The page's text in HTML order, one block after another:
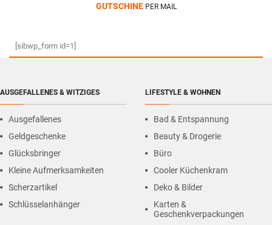
GUTSCHINEPER MAIL
[sibwp_form id=1]
AUSGEFALLENES & WITZIGES
Ausgefallenes
Geldgeschenke
Glücksbringer
Kleine Aufmerksamkeiten
Scherzartikel
Schlüsselanhänger
LIFESTYLE & WOHNEN
Bad & Entspannung
Beauty & Drogerie
Büro
Cooler Küchenkram
Deko & Bilder
Karten &
Geschenkverpackungen